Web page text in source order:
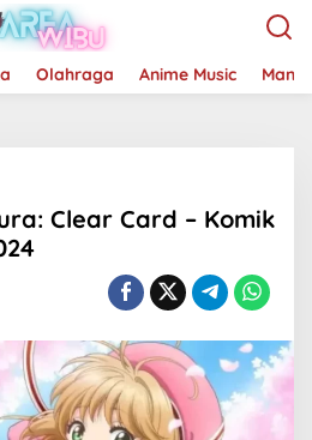
Olahraga Anime Music
Clear Card – Komik